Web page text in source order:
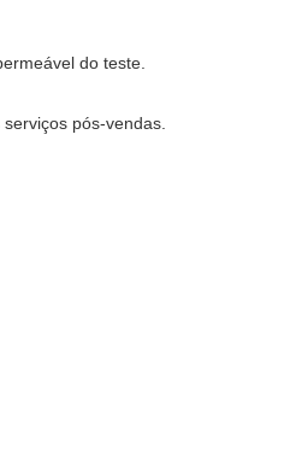
do teste.
pós-vendas.